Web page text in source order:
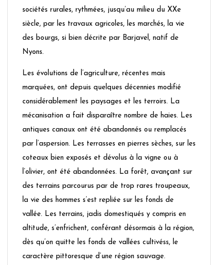
sociétés rurales, rythmées, jusqu’au milieu du XXe
siècle, par les travaux agricoles, les marchés, la vie
des bourgs, si bien décrite par Barjavel, natif de
Nyons.
Les évolutions de l’agriculture, récentes mais
marquées, ont depuis quelques décennies modifié
considérablement les paysages et les terroirs. La
mécanisation a fait disparaître nombre de haies. Les
antiques canaux ont été abandonnés ou remplacés
par l’aspersion. Les terrasses en pierres sèches, sur les
coteaux bien exposés et dévolus à la vigne ou à
l’olivier, ont été abandonnées. La forêt, avançant sur
des terrains parcourus par de trop rares troupeaux,
la vie des hommes s’est repliée sur les fonds de
vallée. Les terrains, jadis domestiqués y compris en
altitude, s’enfrichent, conférant désormais à la région,
dès qu’on quitte les fonds de vallées cultivéss, le
caractère pittoresque d’une région sauvage.